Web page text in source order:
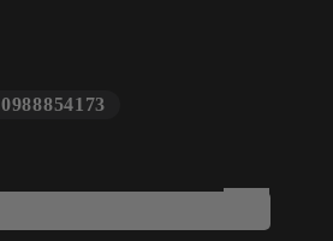
0988854173